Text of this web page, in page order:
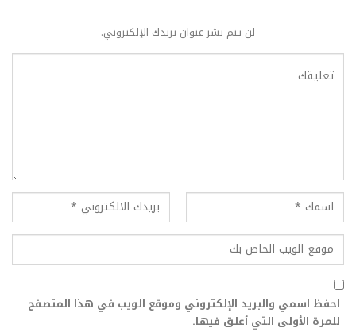
لن يتم نشر عنوان بريدك الإلكتروني.
احفظ اسمي والبريد الإلكتروني وموقع الويب في هذا المتصفح
للمرة الأولى التي أعلق فيها.